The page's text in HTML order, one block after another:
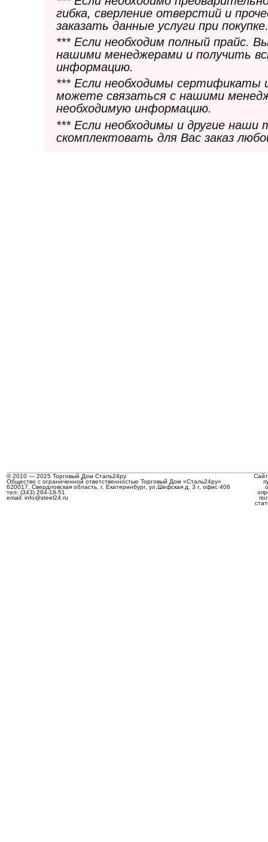
гибка, сверление отверстий и
заказать данные услуги при покупке.
*** Если необходим полный прайс.
нашими менеджерами и получить
информацию.
*** Если необходимы сертификаты
можете связаться с нашими
необходимую информацию.
*** Если необходимы и другие
скомплектовать для Вас заказ
© 2010 — 2025 Торговый Дом Сталь24ру
Общество с ограниченной ответственностью Торговый Дом «Сталь24ру»
620017, Свердловская область, г. Екатеринбург, ул.Шефская д. 3 г, офис 406
тел: (343) 264-18-51
email: info@steel24.ru